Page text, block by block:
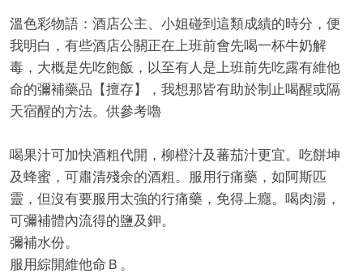
溫色彩物語：酒店公主、小姐碰到這類成績的時分，便
我明白，有些酒店公關正在上班前會先喝一杯牛奶解
毒，大概是先吃飽飯，以至有人是上班前先吃露有維他
命的彌補藥品【擅存】，我想那皆有助於制止喝醒或隔
天宿醒的方法。供參考嚕
喝果汁可加快酒粗代開，柳橙汁及蕃茄汁更宜。吃餅坤
及蜂蜜，可肅清殘余的酒粗。服用行痛藥，如阿斯匹
靈，但沒有要服用太強的行痛藥，免得上癮。喝肉湯，
可彌補體內流得的鹽及鉀。
彌補水份。
服用綜開維他命Ｂ。